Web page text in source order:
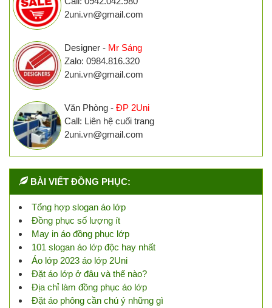
2uni.vn@gmail.com
Designer - Mr Sáng
Zalo: 0984.816.320
2uni.vn@gmail.com
Văn Phòng - ĐP 2Uni
Call: Liên hệ cuối trang
2uni.vn@gmail.com
BÀI VIẾT ĐỒNG PHỤC:
Tổng hợp slogan áo lớp
Đồng phục số lượng ít
May in áo đồng phục lớp
101 slogan áo lớp độc hay nhất
Áo lớp 2023 áo lớp 2Uni
Đặt áo lớp ở đâu và thế nào?
Địa chỉ làm đồng phục áo lớp
Đặt áo phông cần chú ý những gì